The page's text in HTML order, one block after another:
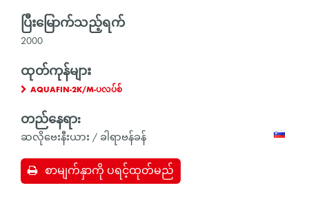
ပြီးမြောက်သည့်ရက်
2000
ထုတ်ကုန်များ
AQUAFIN-2K/M-ပလပ်စ်
တည်နေရာ:
ဆလိုဗေးနီးယား / ခါရာဗန်ခန်
စာမျက်နှာကို ပရင့်ထုတ်မည်